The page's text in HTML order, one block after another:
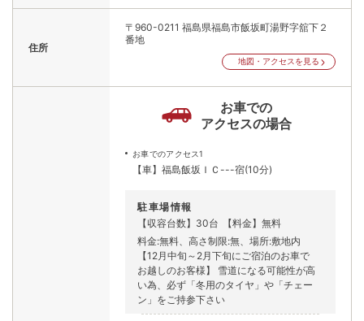
住所
〒960-0211 福島県福島市飯坂町湯野字舘下２
番地
地図・アクセスを見る
お車での
アクセスの場合
お車でのアクセス1
【車】福島飯坂ＩＣ---宿(10分)
駐車場情報
【収容台数】30台
【料金】無料
料金:無料、高さ制限:無、場所:敷地内
【12月中旬～2月下旬にご宿泊のお車で
お越しのお客様】 雪道になる可能性が高
い為、必ず「冬用のタイヤ」や「チェー
ン」をご持参下さい